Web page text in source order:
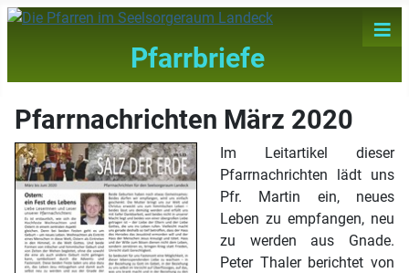
Pfarrbriefe
≡
Pfarrnachrichten März 2020
Im Leitartikel dieser
Pfarrnachrichten lädt uns
Pfr. Martin ein, neues
Leben zu empfangen, neu
zu werden aus Gnade.
Peter Thaler berichtet von